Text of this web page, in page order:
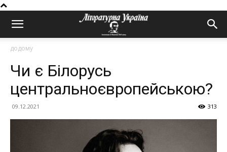
додому
Чи є Білорусь
центральноєвропейською?
09.12.2021 313